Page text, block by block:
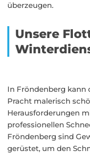
überzeugen.
Unsere
In Fröndenberg kann
Pracht malerisch
Herausforderungen
professionellen
Fröndenberg sind
gerüstet, um den